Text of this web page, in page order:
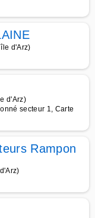
d'Arz)
d'Arz)
secteur 1, Carte
Rampon